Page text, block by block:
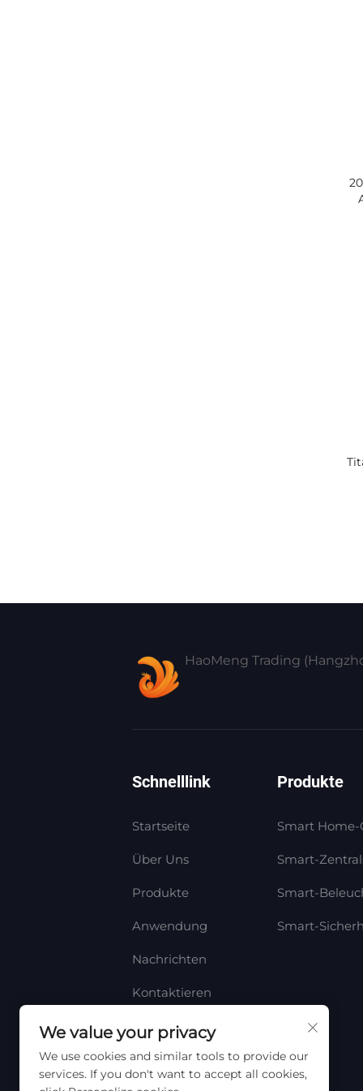
HaoMeng Trading
Schnelllink
Startseite
Über Uns
Produkte
Anwendung
Nachrichten
Kontaktieren
Sie Uns
Produkte
Smart Home-
Smart-
Smart-
Smart-
We value your privacy
We use cookies and similar tools to provide our
services. If you don't want to accept all cookies,